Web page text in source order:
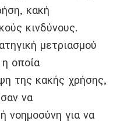
κακή
κινδύνους.
μετριασμού
οποία
της κακής χρήσης,
να
νοημοσύνη για να